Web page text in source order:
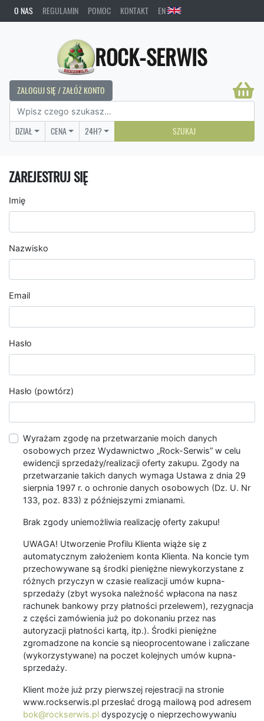
O NAS REGULAMIN POMOC KONTAKT EN
ROCK-SERWIS
ZALOGUJ SIĘ / ZAŁÓŻ KONTO
DZIAŁ CENA 24H? SZUKAJ
ZAREJESTRUJ SIĘ
Imię
Nazwisko
Email
Hasło
Hasło (powtórz)
Wyrażam zgodę na przetwarzanie moich danych
osobowych przez Wydawnictwo „Rock-Serwis” w celu
ewidencji sprzedaży/realizacji oferty zakupu. Zgody na
przetwarzanie takich danych wymaga Ustawa z dnia 29
sierpnia 1997 r. o ochronie danych osobowych (Dz. U. Nr
133, poz. 833) z późniejszymi zmianami.
Brak zgody uniemożliwia realizację oferty zakupu!
UWAGA! Utworzenie Profilu Klienta wiąże się z
automatycznym założeniem konta Klienta. Na koncie tym
przechowywane są środki pieniężne niewykorzystane z
różnych przyczyn w czasie realizacji umów kupna-
sprzedaży (zbyt wysoka należność wpłacona na nasz
rachunek bankowy przy płatności przelewem), rezygnacja
z części zamówienia już po dokonaniu przez nas
autoryzacji płatności kartą, itp.). Środki pieniężne
zgromadzone na koncie są nieoprocentowane i zaliczane
(wykorzystywane) na poczet kolejnych umów kupna-
sprzedaży.
Klient może już przy pierwszej rejestracji na stronie
www.rockserwis.pl przesłać drogą mailową pod adresem
bok@rockserwis.pl dyspozycję o nieprzechowywaniu